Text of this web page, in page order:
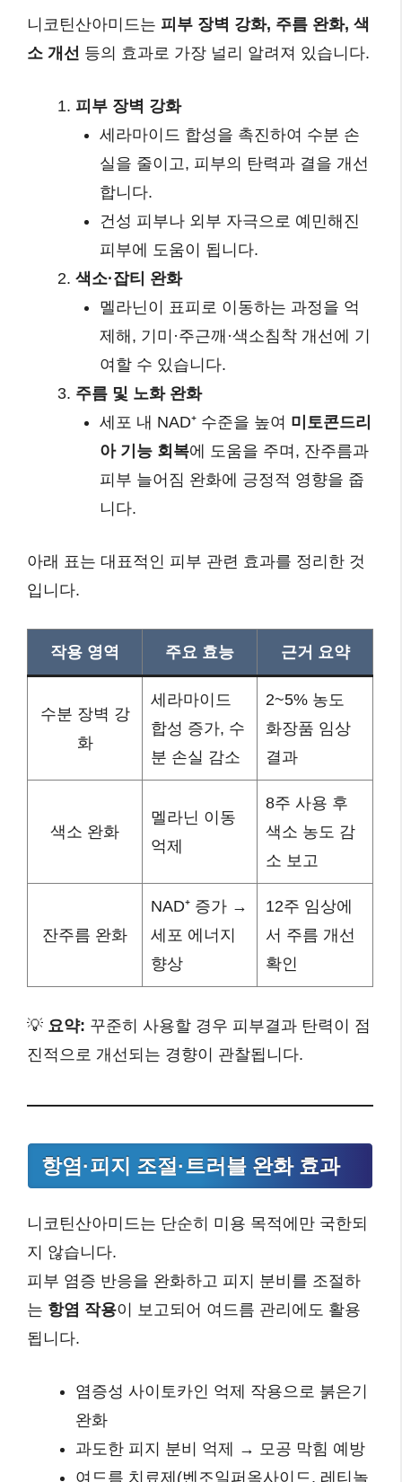
니코틴산아미드는 피부 장벽 강화, 주름 완화, 색
소 개선 등의 효과로 가장 널리 알려져 있습니다.
피부 장벽 강화
세라마이드 합성을 촉진하여 수분 손
실을 줄이고, 피부의 탄력과 결을 개선
합니다.
건성 피부나 외부 자극으로 예민해진
피부에 도움이 됩니다.
색소·잡티 완화
멜라닌이 표피로 이동하는 과정을 억
제해, 기미·주근깨·색소침착 개선에 기
여할 수 있습니다.
주름 및 노화 완화
세포 내 NAD⁺ 수준을 높여 미토콘드리
아 기능 회복에 도움을 주며, 잔주름과
피부 늘어짐 완화에 긍정적 영향을 줍
니다.
아래 표는 대표적인 피부 관련 효과를 정리한 것
입니다.
작용 영역 주요 효능 근거 요약
수분 장벽 강
화
세라마이드
합성 증가, 수
분 손실 감소
2~5% 농도
화장품 임상
결과
색소 완화
멜라닌 이동
억제
8주 사용 후
색소 농도 감
소 보고
잔주름 완화
NAD⁺ 증가 →
세포 에너지
향상
12주 임상에
서 주름 개선
확인
💡 요약: 꾸준히 사용할 경우 피부결과 탄력이 점
진적으로 개선되는 경향이 관찰됩니다.
항염·피지 조절·트러블 완화 효과
니코틴산아미드는 단순히 미용 목적에만 국한되
지 않습니다.
피부 염증 반응을 완화하고 피지 분비를 조절하
는 항염 작용이 보고되어 여드름 관리에도 활용
됩니다.
염증성 사이토카인 억제 작용으로 붉은기
완화
과도한 피지 분비 억제 → 모공 막힘 예방
여드름 치료제(벤조일퍼옥사이드, 레티놀